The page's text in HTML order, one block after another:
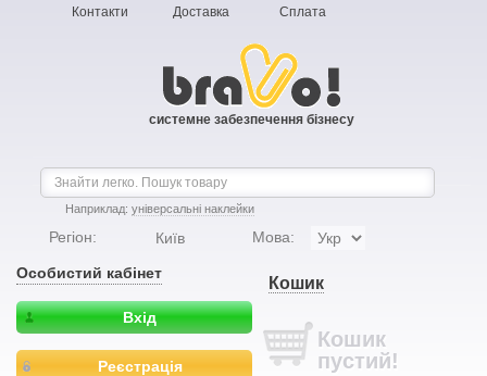
Контакти Доставка Сплата
системне забезпечення бізнесу
Наприклад: універсальні наклейки
Регіон: Київ Мова:
Особистий кабінет
Вхід
Реєстрація
Кошик
Кошик
пустий!